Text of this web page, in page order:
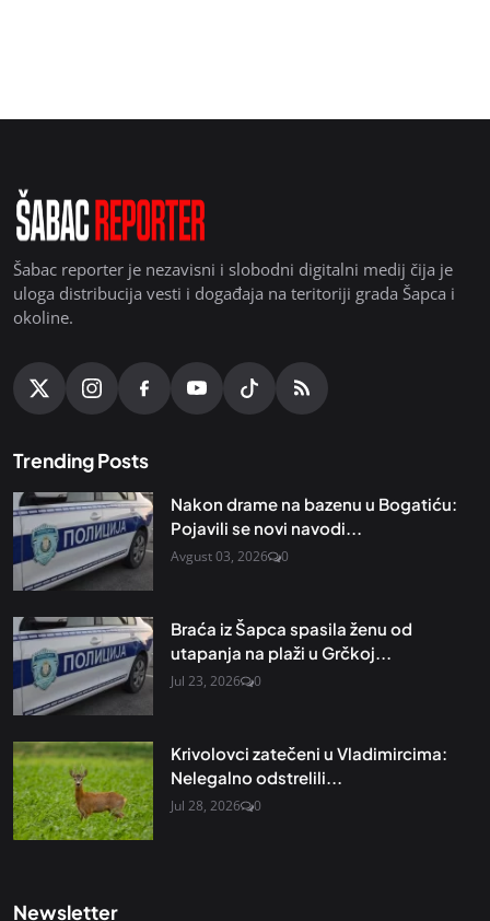
Šabac reporter je nezavisni i slobodni digitalni medij čija je
uloga distribucija vesti i događaja na teritoriji grada Šapca i
okoline.
Trending Posts
Nakon drame na bazenu u Bogatiću:
Pojavili se novi navodi...
Avgust 03, 2026 0
Braća iz Šapca spasila ženu od
utapanja na plaži u Grčkoj...
Jul 23, 2026 0
Krivolovci zatečeni u Vladimircima:
Nelegalno odstrelili...
Jul 28, 2026 0
Newsletter